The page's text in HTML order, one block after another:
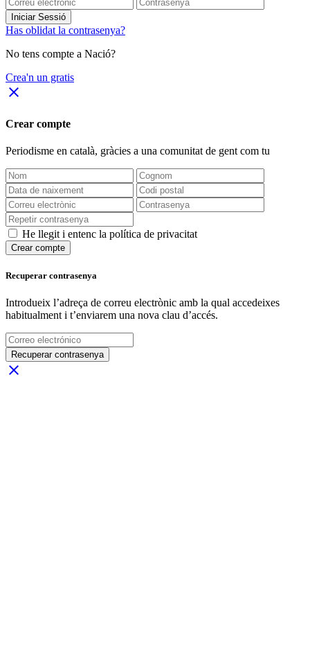
Iniciar Sessió
Has oblidat la contrasenya?
No tens compte a Nació?
Crea'n un gratis
close
Crear compte
Periodisme en català, gràcies a una comunitat de gent com tu
He llegit i entenc la política de privacitat
Crear compte
Recuperar contrasenya
Introdueix l’adreça de correu electrònic amb la qual accedeixes
habitualment i t’enviarem una nova clau d’accés.
Recuperar contrasenya
close